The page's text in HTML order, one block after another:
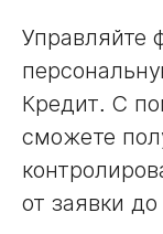
Управляйте
Кредит. С
сможете
от заявки